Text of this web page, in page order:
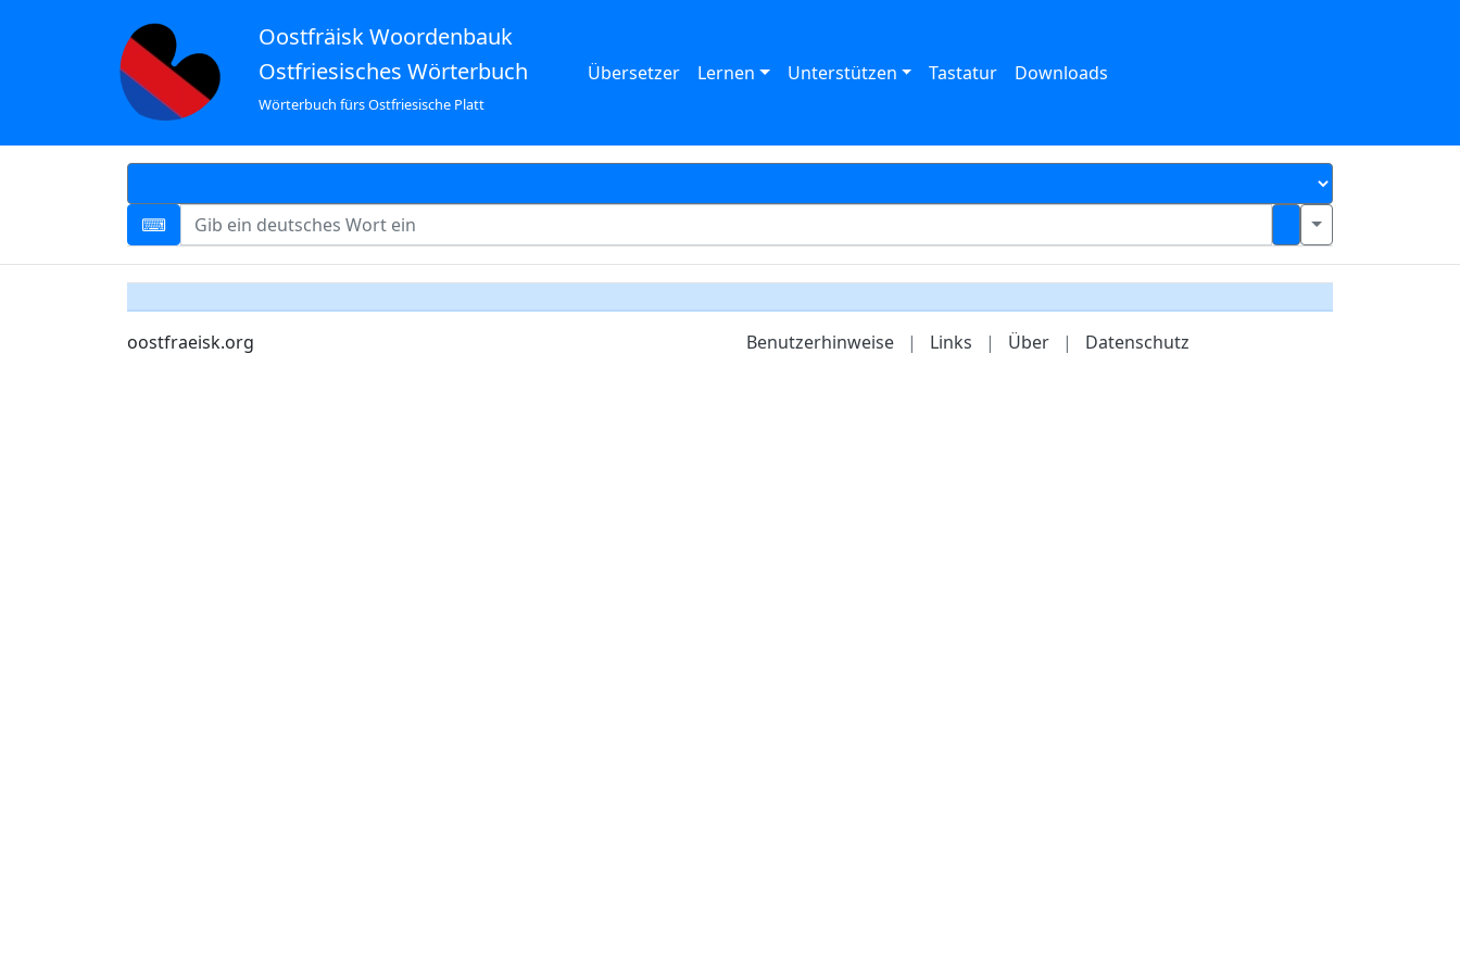
Oostfräisk Woordenbauk
Ostfriesisches Wörterbuch
Wörterbuch fürs Ostfriesische Platt
Übersetzer Lernen Unterstützen Tastatur Downloads
oostfraeisk.org Benutzerhinweise | Links | Über | Datenschutz